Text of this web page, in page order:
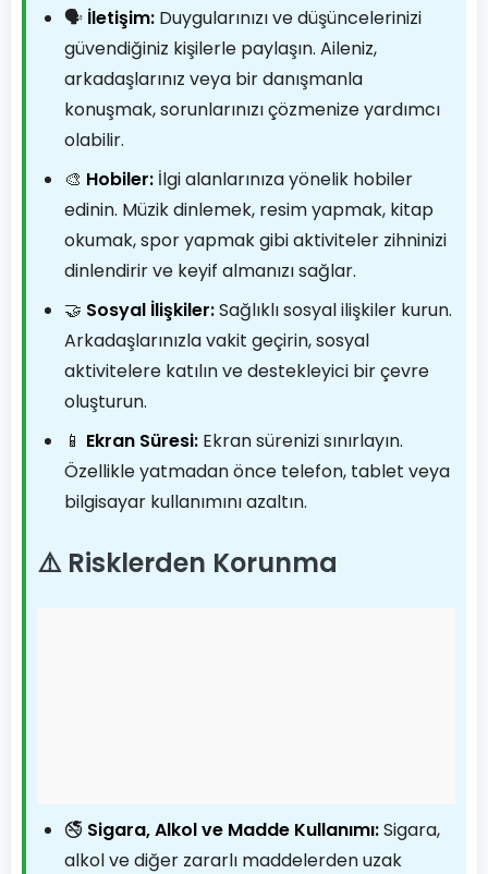
🗣️ İletişim: Duygularınızı ve düşüncelerinizi
güvendiğiniz kişilerle paylaşın. Aileniz,
arkadaşlarınız veya bir danışmanla
konuşmak, sorunlarınızı çözmenize yardımcı
olabilir.
🎨 Hobiler: İlgi alanlarınıza yönelik hobiler
edinin. Müzik dinlemek, resim yapmak, kitap
okumak, spor yapmak gibi aktiviteler zihninizi
dinlendirir ve keyif almanızı sağlar.
🤝 Sosyal İlişkiler:Sağlıklı sosyal ilişkiler kurun.
Arkadaşlarınızla vakit geçirin, sosyal
aktivitelere katılın ve destekleyici bir çevre
oluşturun.
📱 Ekran Süresi: Ekran sürenizi sınırlayın.
Özellikle yatmadan önce telefon, tablet veya
bilgisayar kullanımını azaltın.
⚠️ Risklerden Korunma
🚭 Sigara, Alkol ve Madde Kullanımı:Sigara,
alkol ve diğer zararlı maddelerden uzak